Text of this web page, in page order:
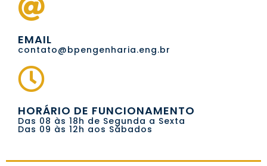
EMAIL
contato@bpengenharia.eng.br
HORÁRIO DE FUNCIONAMENTO
Das 08 às 18h de Segunda a Sexta
Das 09 às 12h aos Sábados